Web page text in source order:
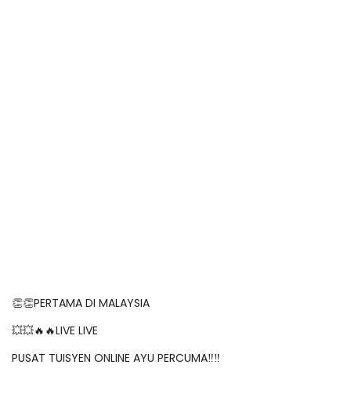
👏👏PERTAMA DI MALAYSIA
💥💥🔥🔥LIVE LIVE
PUSAT TUISYEN ONLINE AYU PERCUMA‼️‼️